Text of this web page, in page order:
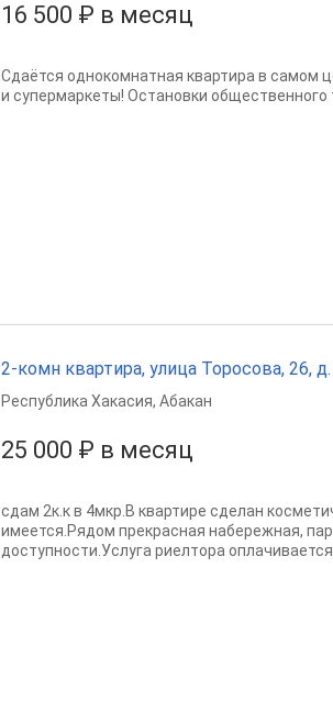
16 500 ₽ в месяц
Сдаётся однокомнатная квартира в самом
и супермаркеты! Остановки общественного
2-комн квартира, улица Торосова, 26,
25 000 ₽ в месяц
Республика Хакасия, Абакан
сдам 2к.к в 4мкр.В квартире сделан
имеется.Рядом прекрасная набережная,
доступности.Услуга риелтора